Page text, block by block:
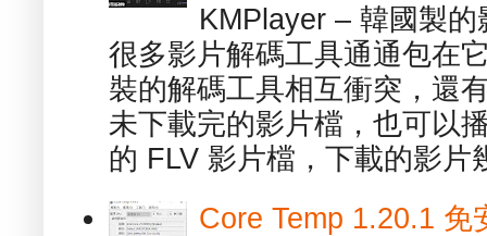
KMPlayer – 韓國製
很多影片解碼工具通通包在
裝的解碼工具相互衝突，還
未下載完的影片檔，也可以
的 FLV 影片檔，下載的影片
Core Temp 1.20.1 免